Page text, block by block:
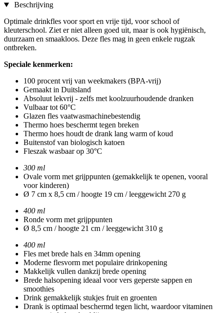
Beschrijving
Optimale drinkfles voor sport en vrije tijd, voor school of
kleuterschool. Ziet er niet alleen goed uit, maar is ook hygiënisch,
duurzaam en smaakloos. Deze fles mag in geen enkele rugzak
ontbreken.
Speciale kenmerken:
100 procent vrij van weekmakers (BPA-vrij)
Gemaakt in Duitsland
Absoluut lekvrij - zelfs met koolzuurhoudende dranken
Vulbaar tot 60°C
Glazen fles vaatwasmachinebestendig
Thermo hoes beschermt tegen breken
Thermo hoes houdt de drank lang warm of koud
Buitenstof van biologisch katoen
Fleszak wasbaar op 30°C
300 ml
Ovale vorm met grijppunten (gemakkelijk te openen, vooral
voor kinderen)
Ø 7 cm x 8,5 cm / hoogte 19 cm / leeggewicht 270 g
400 ml
Ronde vorm met grijppunten
Ø 8,5 cm / hoogte 21 cm / leeggewicht 310 g
400 ml
Fles met brede hals en 34mm opening
Moderne flesvorm met populaire drinkopening
Makkelijk vullen dankzij brede opening
Brede halsopening ideaal voor vers geperste sappen en
smoothies
Drink gemakkelijk stukjes fruit en groenten
Drank is optimaal beschermd tegen licht, waardoor vitaminen